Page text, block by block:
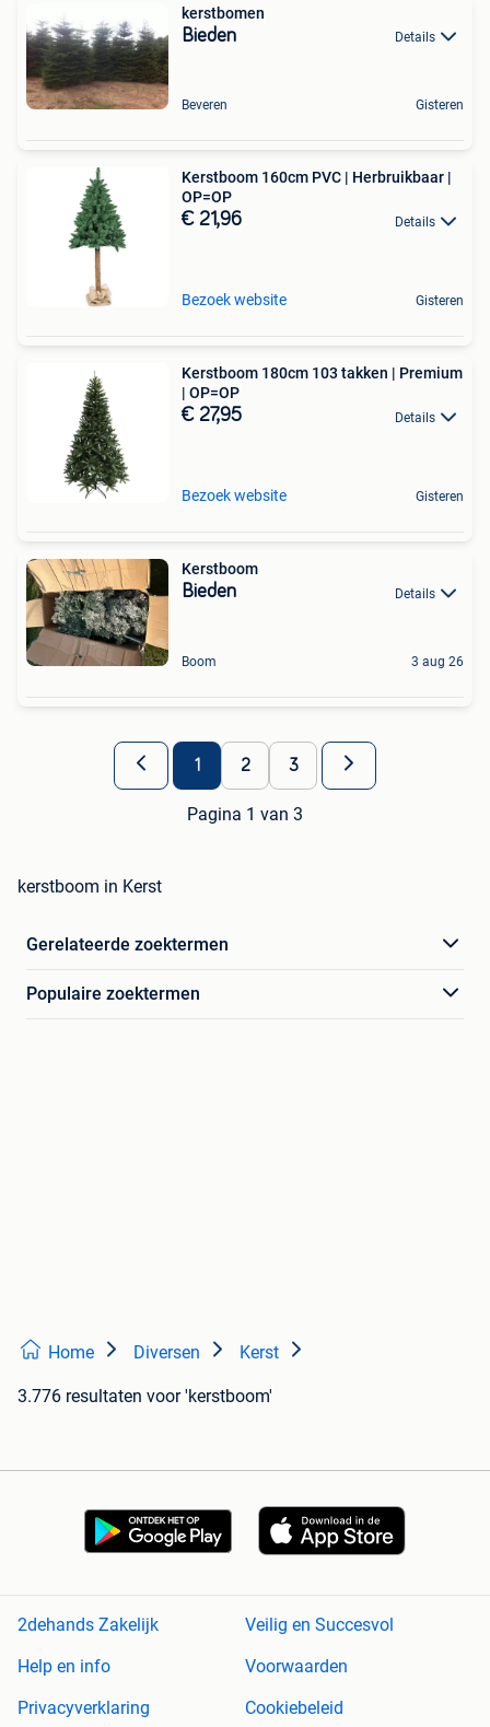
kerstbomen
Bieden Details
Beveren Gisteren
Kerstboom 160cm PVC | Herbruikbaar |
OP=OP
€ 21,96 Details
Bezoek website Gisteren
Kerstboom 180cm 103 takken | Premium
| OP=OP
€ 27,95 Details
Bezoek website Gisteren
Kerstboom
Bieden Details
Boom 3 aug 26
1 2 3
Pagina 1 van 3
kerstboom in Kerst
Gerelateerde zoektermen
Populaire zoektermen
Home Diversen Kerst
3.776 resultaten voor 'kerstboom'
2dehands Zakelijk
Veilig en Succesvol
Help en info
Voorwaarden
Privacyverklaring
Cookiebeleid